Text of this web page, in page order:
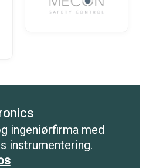
ingeniørfirma med
instrumentering.